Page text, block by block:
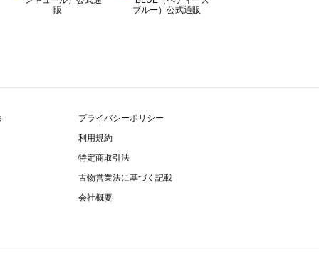
プライバシーポリシー
利用規約
特定商取引法
古物営業法に基づく記載
会社概要